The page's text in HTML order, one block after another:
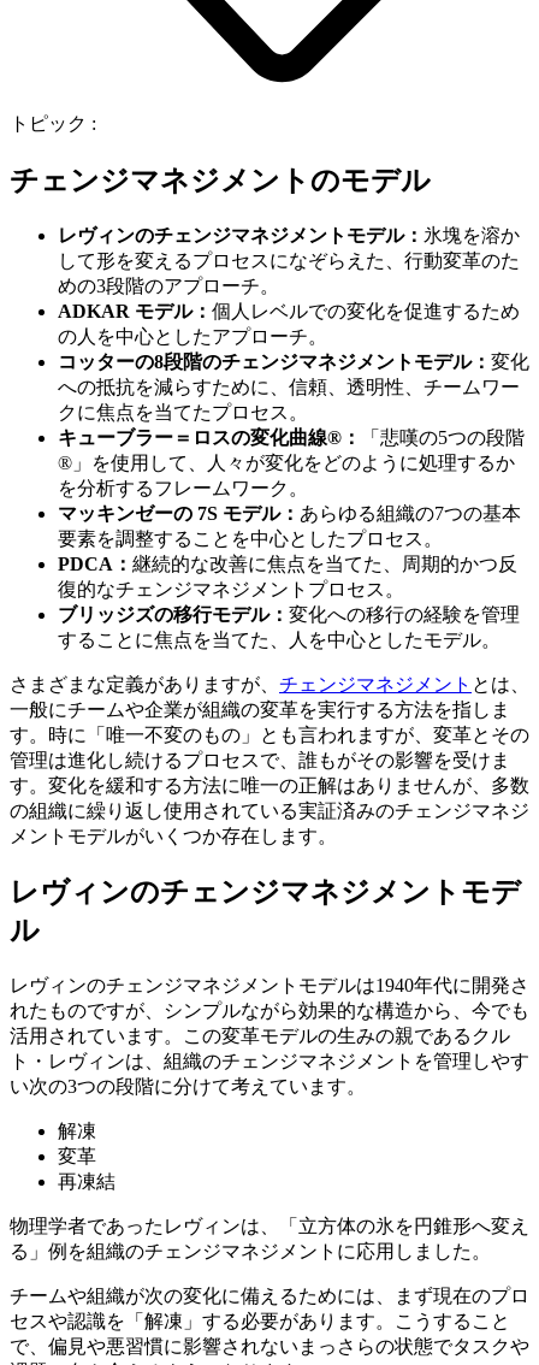
トピック :
チェンジマネジメントのモデル
レヴィンのチェンジマネジメントモデル： 氷塊を溶か
して形を変えるプロセスになぞらえた、行動変革のた
めの3段階のアプローチ。
ADKAR モデル： 個人レベルでの変化を促進するため
の人を中心としたアプローチ。
コッターの8段階のチェンジマネジメントモデル： 変化
への抵抗を減らすために、信頼、透明性、チームワー
クに焦点を当てたプロセス。
キューブラー＝ロスの変化曲線®：
「悲嘆の5つの段階
®」を使用して、人々が変化をどのように処理するか
を分析するフレームワーク。
マッキンゼーの 7S モデル： あらゆる組織の7つの基本
要素を調整することを中心としたプロセス。
PDCA： 継続的な改善に焦点を当てた、周期的かつ反
復的なチェンジマネジメントプロセス。
ブリッジズの移行モデル： 変化への移行の経験を管理
することに焦点を当てた、人を中心としたモデル。
さまざまな定義がありますが、 チェンジマネジメント とは、
一般にチームや企業が組織の変革を実行する方法を指しま
す。時に「唯一不変のもの」とも言われますが、変革とその
管理は進化し続けるプロセスで、誰もがその影響を受けま
す。変化を緩和する方法に唯一の正解はありませんが、多数
の組織に繰り返し使用されている実証済みのチェンジマネジ
メントモデルがいくつか存在します。
レヴィンのチェンジマネジメントモデ
ル
レヴィンのチェンジマネジメントモデルは1940年代に開発さ
れたものですが、シンプルながら効果的な構造から、今でも
活用されています。この変革モデルの生みの親であるクル
ト・レヴィンは、組織のチェンジマネジメントを管理しやす
い次の3つの段階に分けて考えています。
解凍
変革
再凍結
物理学者であったレヴィンは、「立方体の氷を円錐形へ変え
る」例を組織のチェンジマネジメントに応用しました。
チームや組織が次の変化に備えるためには、まず現在のプロ
セスや認識を「解凍」する必要があります。こうすること
で、偏見や悪習慣に影響されないまっさらの状態でタスクや